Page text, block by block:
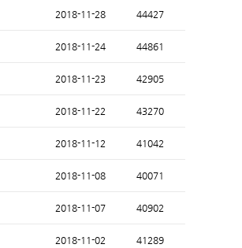
2018-11-28 44427
2018-11-24 44861
2018-11-23 42905
2018-11-22 43270
2018-11-12 41042
2018-11-08 40071
2018-11-07 40902
2018-11-02 41289